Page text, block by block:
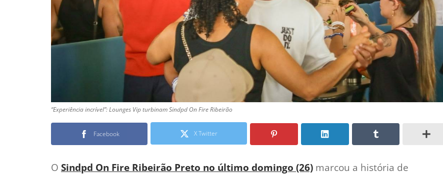
“Experiência incrível”: Lounges Vip turbinam Sindpd On Fire Ribeirão
Facebook X Twitter
O Sindpd On Fire Ribeirão Preto no último domingo (26) marcou a história de